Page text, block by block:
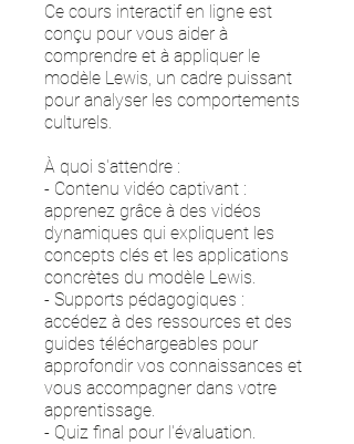
Ce cours interactif en ligne est
conçu pour vous aider à
comprendre et à appliquer le
modèle Lewis, un cadre puissant
pour analyser les comportements
culturels.
À quoi s'attendre :
- Contenu vidéo captivant :
apprenez grâce à des vidéos
dynamiques qui expliquent les
concepts clés et les applications
concrètes du modèle Lewis.
- Supports pédagogiques :
accédez à des ressources et des
guides téléchargeables pour
approfondir vos connaissances et
vous accompagner dans votre
apprentissage.
- Quiz final pour l'évaluation.